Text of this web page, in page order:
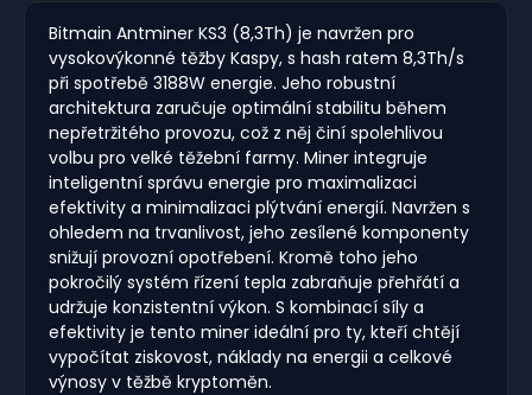
Bitmain Antminer KS3 (8,3Th) je navržen pro
vysokovýkonné těžby Kaspy, s hash ratem 8,3Th/s
při spotřebě 3188W energie. Jeho robustní
architektura zaručuje optimální stabilitu během
nepřetržitého provozu, což z něj činí spolehlivou
volbu pro velké těžební farmy. Miner integruje
inteligentní správu energie pro maximalizaci
efektivity a minimalizaci plýtvání energií. Navržen s
ohledem na trvanlivost, jeho zesílené komponenty
snižují provozní opotřebení. Kromě toho jeho
pokročilý systém řízení tepla zabraňuje přehřátí a
udržuje konzistentní výkon. S kombinací síly a
efektivity je tento miner ideální pro ty, kteří chtějí
vypočítat ziskovost, náklady na energii a celkové
výnosy v těžbě kryptoměn.